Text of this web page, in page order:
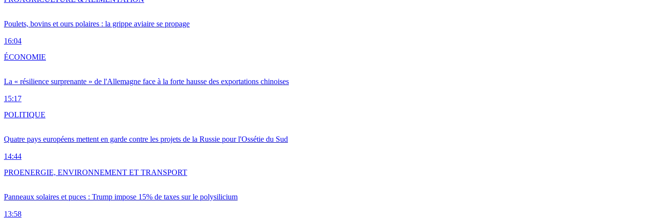
Poulets, bovins et ours polaires : la grippe aviaire se propage
16:04
La « résilience surprenante » de l'Allemagne face à la forte hausse des exportations chinoises
15:17
ÉCONOMIE
Quatre pays européens mettent en garde contre les projets de la Russie pour l'Ossétie du Sud
14:44
POLITIQUE
Panneaux solaires et puces : Trump impose 15% de taxes sur le polysilicium
13:58
PROENERGIE, ENVIRONNEMENT ET TRANSPORT